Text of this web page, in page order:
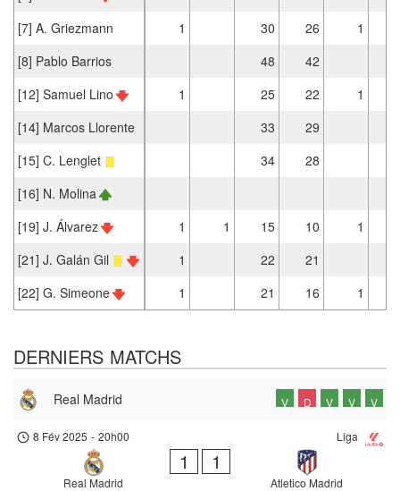
[7] A. Griezmann
1 30 26
1
[8] Pablo Barrios
48
42
[12] Samuel Lino
1 25 22
1
[14] Marcos Llorente
33
29
[15] C. Lenglet
34
28
[16] N. Molina
[19] J. Álvarez
1 1 15 10
1
[21] J. Galán Gil
1 22
21
[22] G. Simeone
1 21 16 1
DERNIERS MATCHS
Real Madrid V D V V V
Liga
8 Fév 2025 - 20h00
Real Madrid
1 1
Atletico Madrid